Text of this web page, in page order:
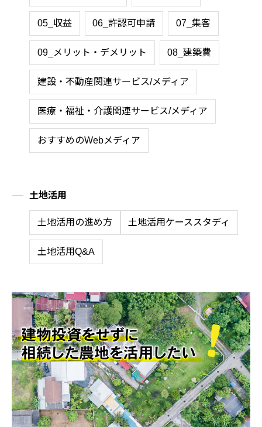
05_収益 06_許認可申請 07_集客
09_メリット・デメリット 08_建築費
建設・不動産関連サービス/メディア
医療・福祉・介護関連サービス/メディア
おすすめのWebメディア
土地活用
土地活用の進め方 土地活用ケーススタディ
土地活用Q&A